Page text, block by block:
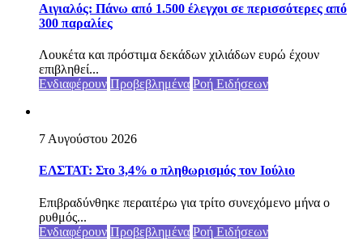
Αιγιαλός: Πάνω από 1.500 έλεγχοι σε περισσότερες από
300 παραλίες
Λουκέτα και πρόστιμα δεκάδων χιλιάδων ευρώ έχουν
επιβληθεί...
Ενδιαφέρουν Προβεβλημένα Ροή Ειδήσεων
7 Αυγούστου 2026
ΕΛΣΤΑΤ: Στο 3,4% ο πληθωρισμός τον Ιούλιο
Επιβραδύνθηκε περαιτέρω για τρίτο συνεχόμενο μήνα ο
ρυθμός...
Ενδιαφέρουν Προβεβλημένα Ροή Ειδήσεων